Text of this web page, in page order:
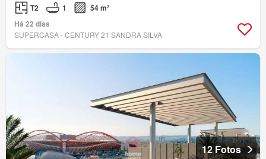
T2 1
54 m²
Há 22 dias
SUPERCASA - CENTURY 21 SANDRA SILVA
12 Fotos